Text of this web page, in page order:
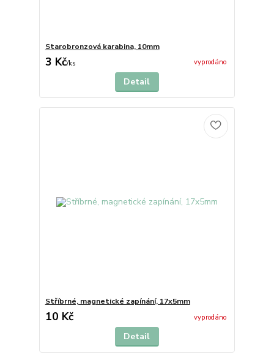
Starobronzová karabina, 10mm
3 Kč/ks vyprodáno
Detail
Stříbrné, magnetické zapínání, 17x5mm
10 Kč vyprodáno
Detail